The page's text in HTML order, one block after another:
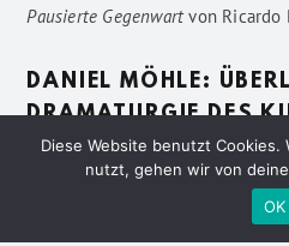
Pausierte Gegenwartvon Ricardo
DANIEL MÖHLE:
DRAMATURGIE DES
Vage BeschreibungenvonSven
Datenschutzerklärung
Diese Website benutzt
nutzt, gehen wir von
OK